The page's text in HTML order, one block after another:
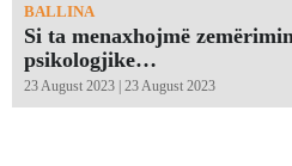
BALLINA
Si ta menaxhojmë
psikologjike…
23 August 2023 | 23 August 2023